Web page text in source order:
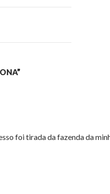
foi tirada da fazenda da